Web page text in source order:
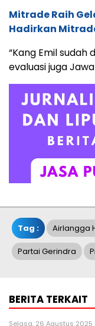
Mitrade Raih
Hadirkan
“Kang Emil
evaluasi juga
Tag : Airlangga
Partai Gerindra
BERITA TERKAIT
Selasa, 26 Agustus 2025